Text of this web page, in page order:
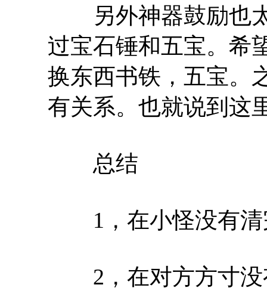
另外神器鼓励也太
过宝石锤和五宝。希
换东西书铁，五宝。
有关系。也就说到这
总结
1，在小怪没有清
2，在对方方寸没